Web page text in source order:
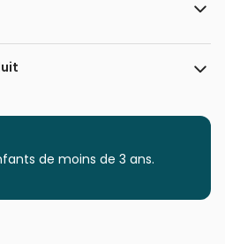
Magnolia
Puzzles - Forêts, Fleurs et
de moins de 3 ans.